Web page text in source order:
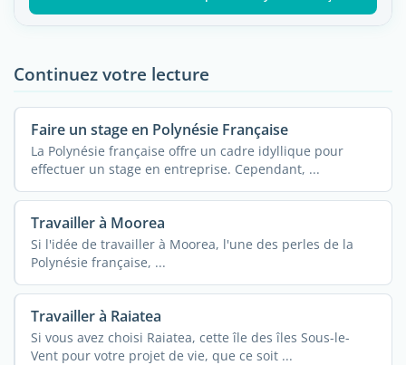
Continuez votre lecture
Faire un stage en Polynésie Française
La Polynésie française offre un cadre idyllique pour
effectuer un stage en entreprise. Cependant, ...
Travailler à Moorea
Si l'idée de travailler à Moorea, l'une des perles de la
Polynésie française, ...
Travailler à Raiatea
Si vous avez choisi Raiatea, cette île des îles Sous-le-
Vent pour votre projet de vie, que ce soit ...